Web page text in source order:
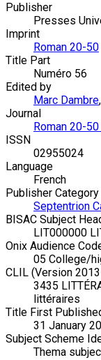
Publisher
Presses
Imprint
Roman 20-50
Title Part
Numéro 56
Edited by
Marc Dambre,
Journal
Roman 20-50
ISSN
02955024
Language
French
Publisher Category
Septentrion
BISAC Subject
LIT000000
Onix Audience
05 College/
CLIL (Version
3435
littéraires
Title First
31 January
Subject Scheme
Thema